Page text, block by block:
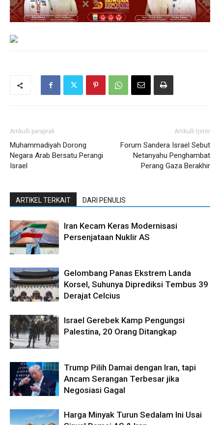
Artikulli paraprak
Muhammadiyah Dorong
Negara Arab Bersatu Perangi
Israel
Artikulli tjetër
Forum Sandera Israel Sebut
Netanyahu Penghambat
Perang Gaza Berakhir
ARTIKEL TERKAIT DARI PENULIS
Iran Kecam Keras Modernisasi
Persenjataan Nuklir AS
Gelombang Panas Ekstrem Landa
Korsel, Suhunya Diprediksi Tembus 39
Derajat Celcius
Israel Gerebek Kamp Pengungsi
Palestina, 20 Orang Ditangkap
Trump Pilih Damai dengan Iran, tapi
Ancam Serangan Terbesar jika
Negosiasi Gagal
Harga Minyak Turun Sedalam Ini Usai